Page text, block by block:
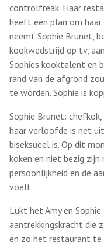
controlfreak. Haar
heeft een plan om haar
neemt Sophie Brunet,
kookwedstrijd op tv,
Sophies kooktalent en
rand van de afgrond
te worden. Sophie is
Sophie Brunet:
haar verloofde is net
biseksueel is. Op dit
koken en niet bezig zijn
persoonlijkheid en de
voelt.
Lukt het Amy en
aantrekkingskracht die
en zo het restaurant te